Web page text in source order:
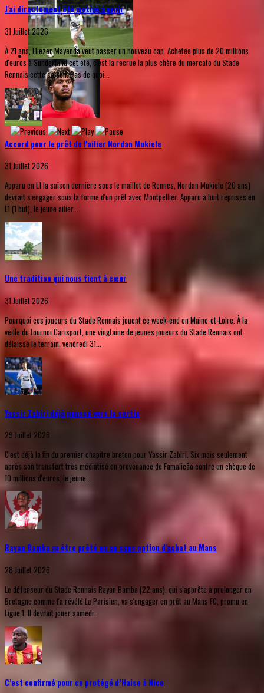
J'ai directement été motivé à venir
31 Juillet 2026
À 21 ans, Eliezer Mayenda veut passer un nouveau cap. Achetée plus de 20 millions
d'euros à Sunderland cet été, c'est la recrue la plus chère du mercato du Stade
Rennais cette saison. Pas de quoi...
Accord pour le prêt de l'ailier Nordan Mukiele
31 Juillet 2026
Apparu en L1 la saison dernière sous le maillot de Rennes, Nordan Mukiele (20 ans)
devrait s'engager sous la forme d'un prêt avec Montpellier. Apparu à huit reprises en
L1 (1 but), le jeune ailier...
Une tradition qui nous tient à cœur
31 Juillet 2026
Pourquoi ces joueurs du Stade Rennais jouent ce week-end en Maine-et-Loire. À la
veille du tournoi Carisport, une vingtaine de jeunes joueurs du Stade Rennais ont
délaissé le terrain, vendredi 31...
Yassir Zabiri déjà poussé vers la sortie
29 Juillet 2026
C'est déjà la fin du premier chapitre breton pour Yassir Zabiri. Six mois seulement
après son transfert très médiatisé en provenance de Famalicão contre un chèque de
10 millions d'euros, le jeune...
Rayan Bamba va être prêté un an sans option d'achat au Mans
28 Juillet 2026
Le défenseur du Stade Rennais Rayan Bamba (22 ans), qui s'apprête à prolonger en
Bretagne comme l'a révélé Le Parisien, va s'engager en prêt au Mans FC, promu en
Ligue 1. Il devrait jouer samedi...
C’est confirmé pour ce protégé d’Haise à Nice